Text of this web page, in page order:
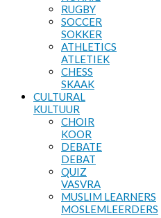
RUGBY
SOCCER
SOKKER
ATHLETICS
ATLETIEK
CHESS
SKAAK
CULTURAL
KULTUUR
CHOIR
KOOR
DEBATE
DEBAT
QUIZ
VASVRA
MUSLIM LEARNERS
MOSLEMLEERDERS